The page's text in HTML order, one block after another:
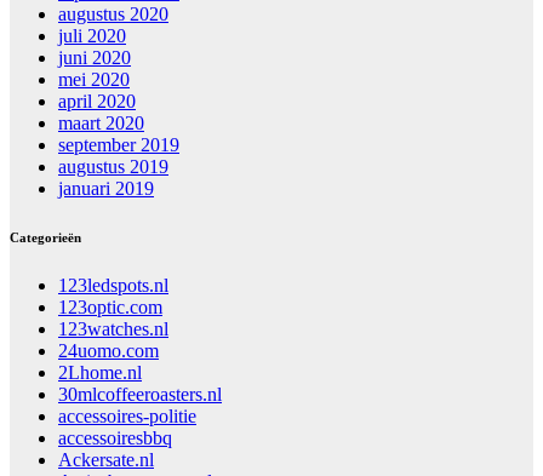
augustus 2020
juli 2020
juni 2020
mei 2020
april 2020
maart 2020
september 2019
augustus 2019
januari 2019
Categorieën
123ledspots.nl
123optic.com
123watches.nl
24uomo.com
2Lhome.nl
30mlcoffeeroasters.nl
accessoires-politie
accessoiresbbq
Ackersate.nl